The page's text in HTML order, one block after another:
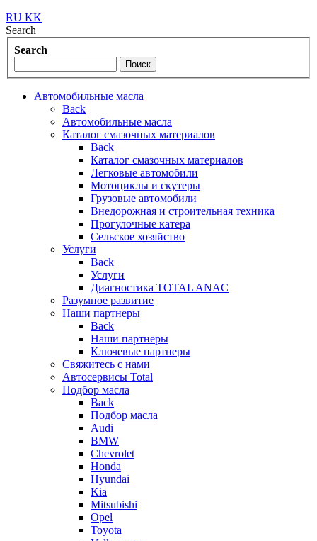
RU KK
Search
Search
Автомобильные масла
Back
Автомобильные масла
Каталог смазочных материалов
Back
Каталог смазочных материалов
Легковые автомобили
Мотоциклы и скутеры
Грузовые автомобили
Внедорожная и строительная техника
Прогулочные катера
Сельское хозяйство
Услуги
Back
Услуги
Диагностика TOTAL ANAC
Разумное развитие
Наши партнеры
Back
Наши партнеры
Ключевые партнеры
Свяжитесь с нами
Автосервисы Total
Подбор масла
Back
Подбор масла
Audi
BMW
Chevrolet
Honda
Hyundai
Kia
Mitsubishi
Opel
Toyota